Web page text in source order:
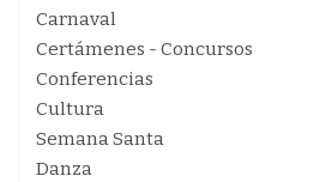
Carnaval
Certámenes - Concursos
Conferencias
Cultura
Semana Santa
Danza